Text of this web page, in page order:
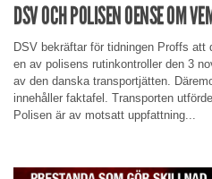
DSV OCH POLISEN OENSE OM
DSV bekräftar för tidningen Proffs att
en av polisens rutinkontroller den 3
av den danska transportjätten.
innehåller faktafel. Transporten
Polisen är av motsatt uppfattning...